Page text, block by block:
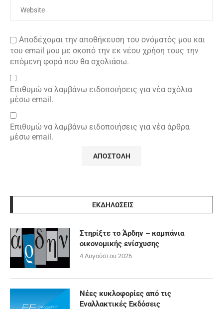
Αποδέχομαι την αποθήκευση του ονόματός μου και
του email μου με σκοπό την εκ νέου χρήση τους την
επόμενη φορά που θα σχολιάσω.
Επιθυμώ να λαμβάνω ειδοποιήσεις για νέα σχόλια
μέσω email.
Επιθυμώ να λαμβάνω ειδοποιήσεις για νέα άρθρα
μέσω email.
ΕΚΔΗΛΩΣΕΙΣ
Στηρίξτε το Άρδην – καμπάνια
οικονομικής ενίσχυσης
4 Αυγούστου 2026
Νέες κυκλοφορίες από τις
Εναλλακτικές Εκδόσεις